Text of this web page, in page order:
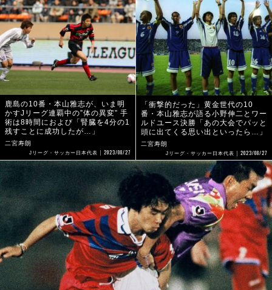
鹿島の10番・本山雅志が、いま明
かすJリーグ連覇中の”体の異変” 手
術は8時間におよび「腎臓を4分の1
残すことに成功したが…」
二宮寿朗
Jリーグ・サッカー日本代表 2023/08/27
「衝撃的だった」黄金世代の10
番・本山雅志が語る小野伸二とワー
ルドユース決勝「あの大会でパッと
頭に出てくる思い出といったら…」
二宮寿朗
Jリーグ・サッカー日本代表 2023/08/27